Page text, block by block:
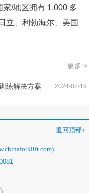
/地区拥有 1,000 多
立、利勃海尔、美国
更多 >
练解决方案 2024-07-19
返回顶部↑